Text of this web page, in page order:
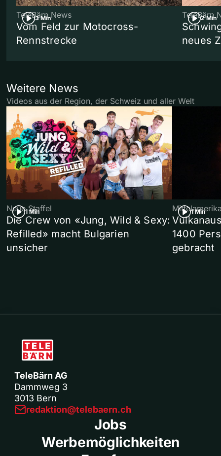
3 Min
TeleBärn News
Vom Feld zur Motocross-
Rennstrecke
2 Min
TeleBärn
neues
Weitere News
Videos aus der Region, der Schweiz und aller Welt
1 Min
Neue Staffel
Die Crew von «Jung, Wild & Sexy:
Refilled» macht Bulgarien
unsicher
1 Min
1400
gebracht
TeleBärn AG
Dammweg 3
3013 Bern
redaktion@telebaern.ch
Jobs
Werbemöglichkeiten